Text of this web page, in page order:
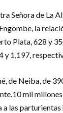
Señora de
la
Plata, 628 y
y 1,197,
de Neiba, de
mil
las